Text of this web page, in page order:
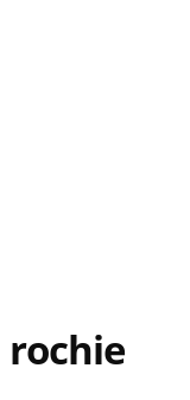
rochie